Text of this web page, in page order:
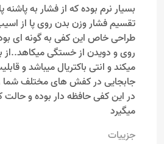
بسیار نرم بوده که از فشار به پاشنه
تقسیم فشار وزن بدن روی پا از
طراحی خاص این کفی به گونه ای
روی و دویدن از خستگی میکاهد..از
میکند و انتی باکتریال میباشد و
جابجایی در کفش های مختلف شما
در این کفی حافظه دار بوده و
میگیرد
جزییات